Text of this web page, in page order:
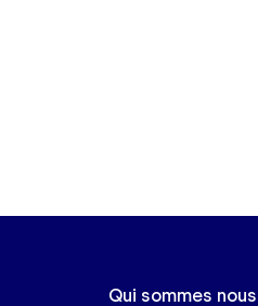
Qui sommes